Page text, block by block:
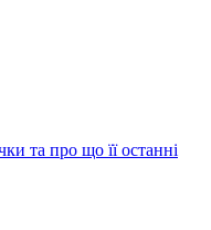
та про що її останні